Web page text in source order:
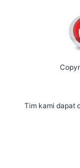
Tim kami dapat